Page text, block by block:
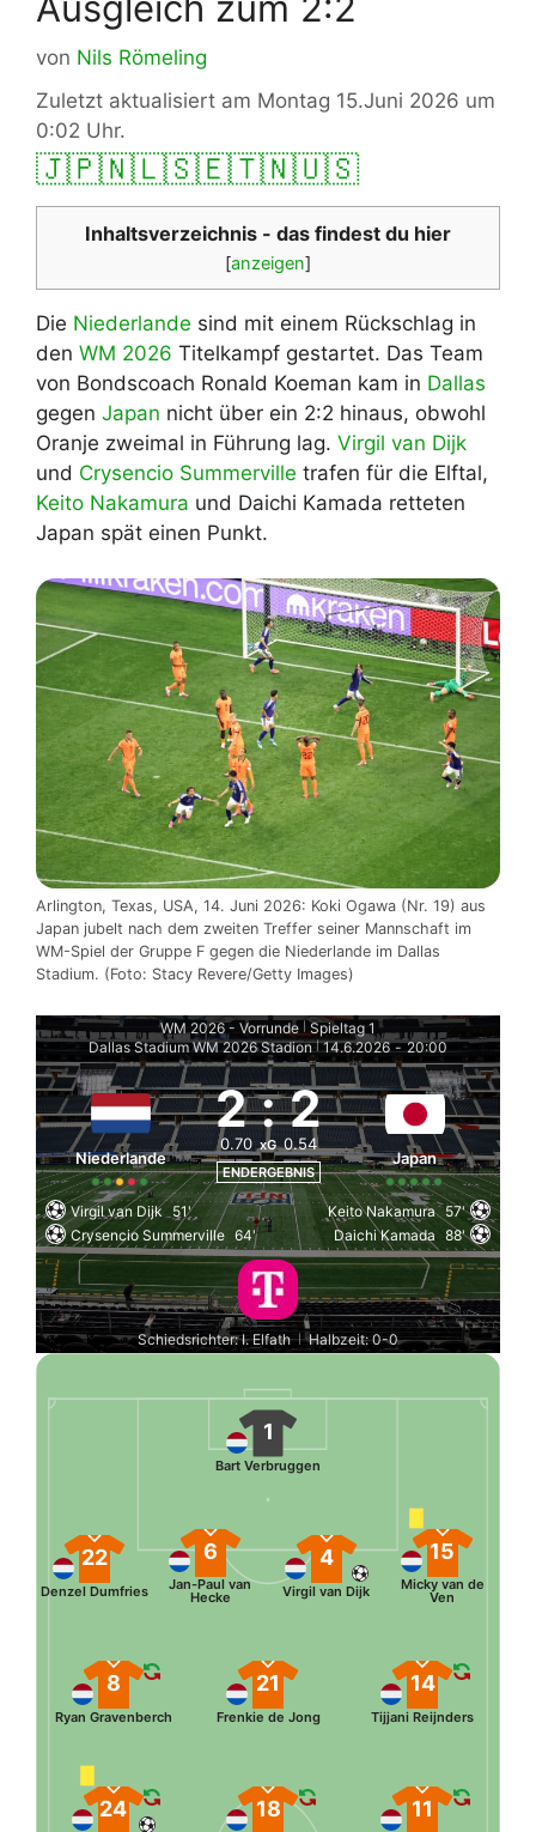
von Nils Römeling
Zuletzt aktualisiert am Montag 15.Juni 2026 um
0:02 Uhr.
🇯🇵🇳🇱🇸🇪🇹🇳🇺🇸
Inhaltsverzeichnis - das findest du hier
[anzeigen]
Die Niederlande sind mit einem Rückschlag in
den WM 2026 Titelkampf gestartet. Das Team
von Bondscoach Ronald Koeman kam in Dallas
gegen Japan nicht über ein 2:2 hinaus, obwohl
Oranje zweimal in Führung lag. Virgil van Dijk
und Crysencio Summerville trafen für die Elftal,
Keito Nakamura und Daichi Kamada retteten
Japan spät einen Punkt.
Arlington, Texas, USA, 14. Juni 2026: Koki Ogawa (Nr. 19) aus
Japan jubelt nach dem zweiten Treffer seiner Mannschaft im
WM-Spiel der Gruppe F gegen die Niederlande im Dallas
Stadium. (Foto: Stacy Revere/Getty Images)
WM 2026 - Vorrunde Spieltag 1
Dallas Stadium WM 2026 Stadion | 14.6.2026 - 20:00
Niederlande
2 : 2
0.70 xG 0.54
ENDERGEBNIS
Japan
Virgil van Dijk 51'
Crysencio Summerville 64'
Keito Nakamura 57'
Daichi Kamada 88'
Schiedsrichter: I. Elfath | Halbzeit: 0-0
1
Bart Verbruggen
15
Micky van de
Ven
4
Virgil van Dijk
6
Jan-Paul van
Hecke
22
Denzel Dumfries
14
Tijjani Reijnders
21
Frenkie de Jong
8
Ryan Gravenberch
11
18
24